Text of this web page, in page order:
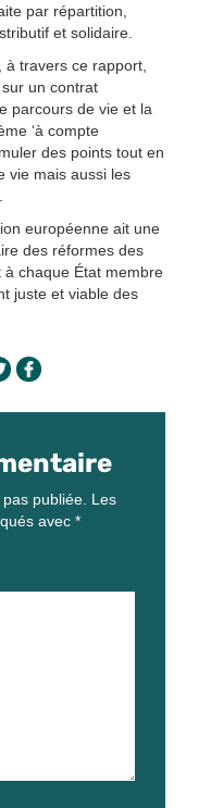
par répartition,
et solidaire.
travers ce rapport,
un contrat
parcours de vie et la
‘à compte
des points tout en
vie mais aussi les
européenne ait une
des réformes des
chaque État membre
juste et viable des
publiée. Les
avec *